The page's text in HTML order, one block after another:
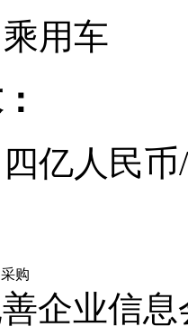
乘用车
四亿人民
购
企业信